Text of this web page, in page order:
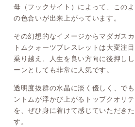
母（フックサイト）によって、この
の色合いが出来上がっています。
その幻想的なイメージからマダガス
トムクォーツブレスレットは大変注
乗り越え、人生を良い方向に後押し
ーンとしても非常に人気です。
透明度抜群の水晶に淡く優しく、で
ントムが浮かび上がるトップクオリ
を、ぜひ身に着けて感じていただき
す。